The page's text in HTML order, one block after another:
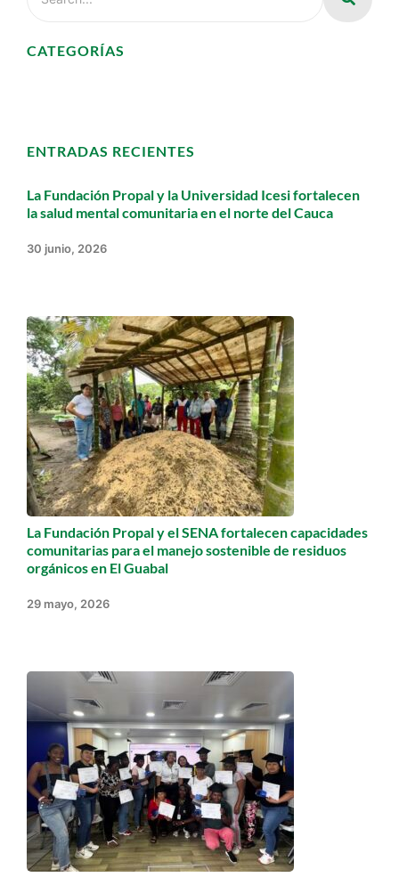
CATEGORÍAS
ENTRADAS RECIENTES
La Fundación Propal y la Universidad Icesi fortalecen
la salud mental comunitaria en el norte del Cauca
30 junio, 2026
La Fundación Propal y el SENA fortalecen capacidades
comunitarias para el manejo sostenible de residuos
orgánicos en El Guabal
29 mayo, 2026